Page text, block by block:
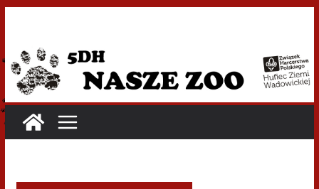
treści